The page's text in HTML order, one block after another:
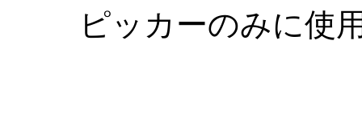
ピッカーのみに使